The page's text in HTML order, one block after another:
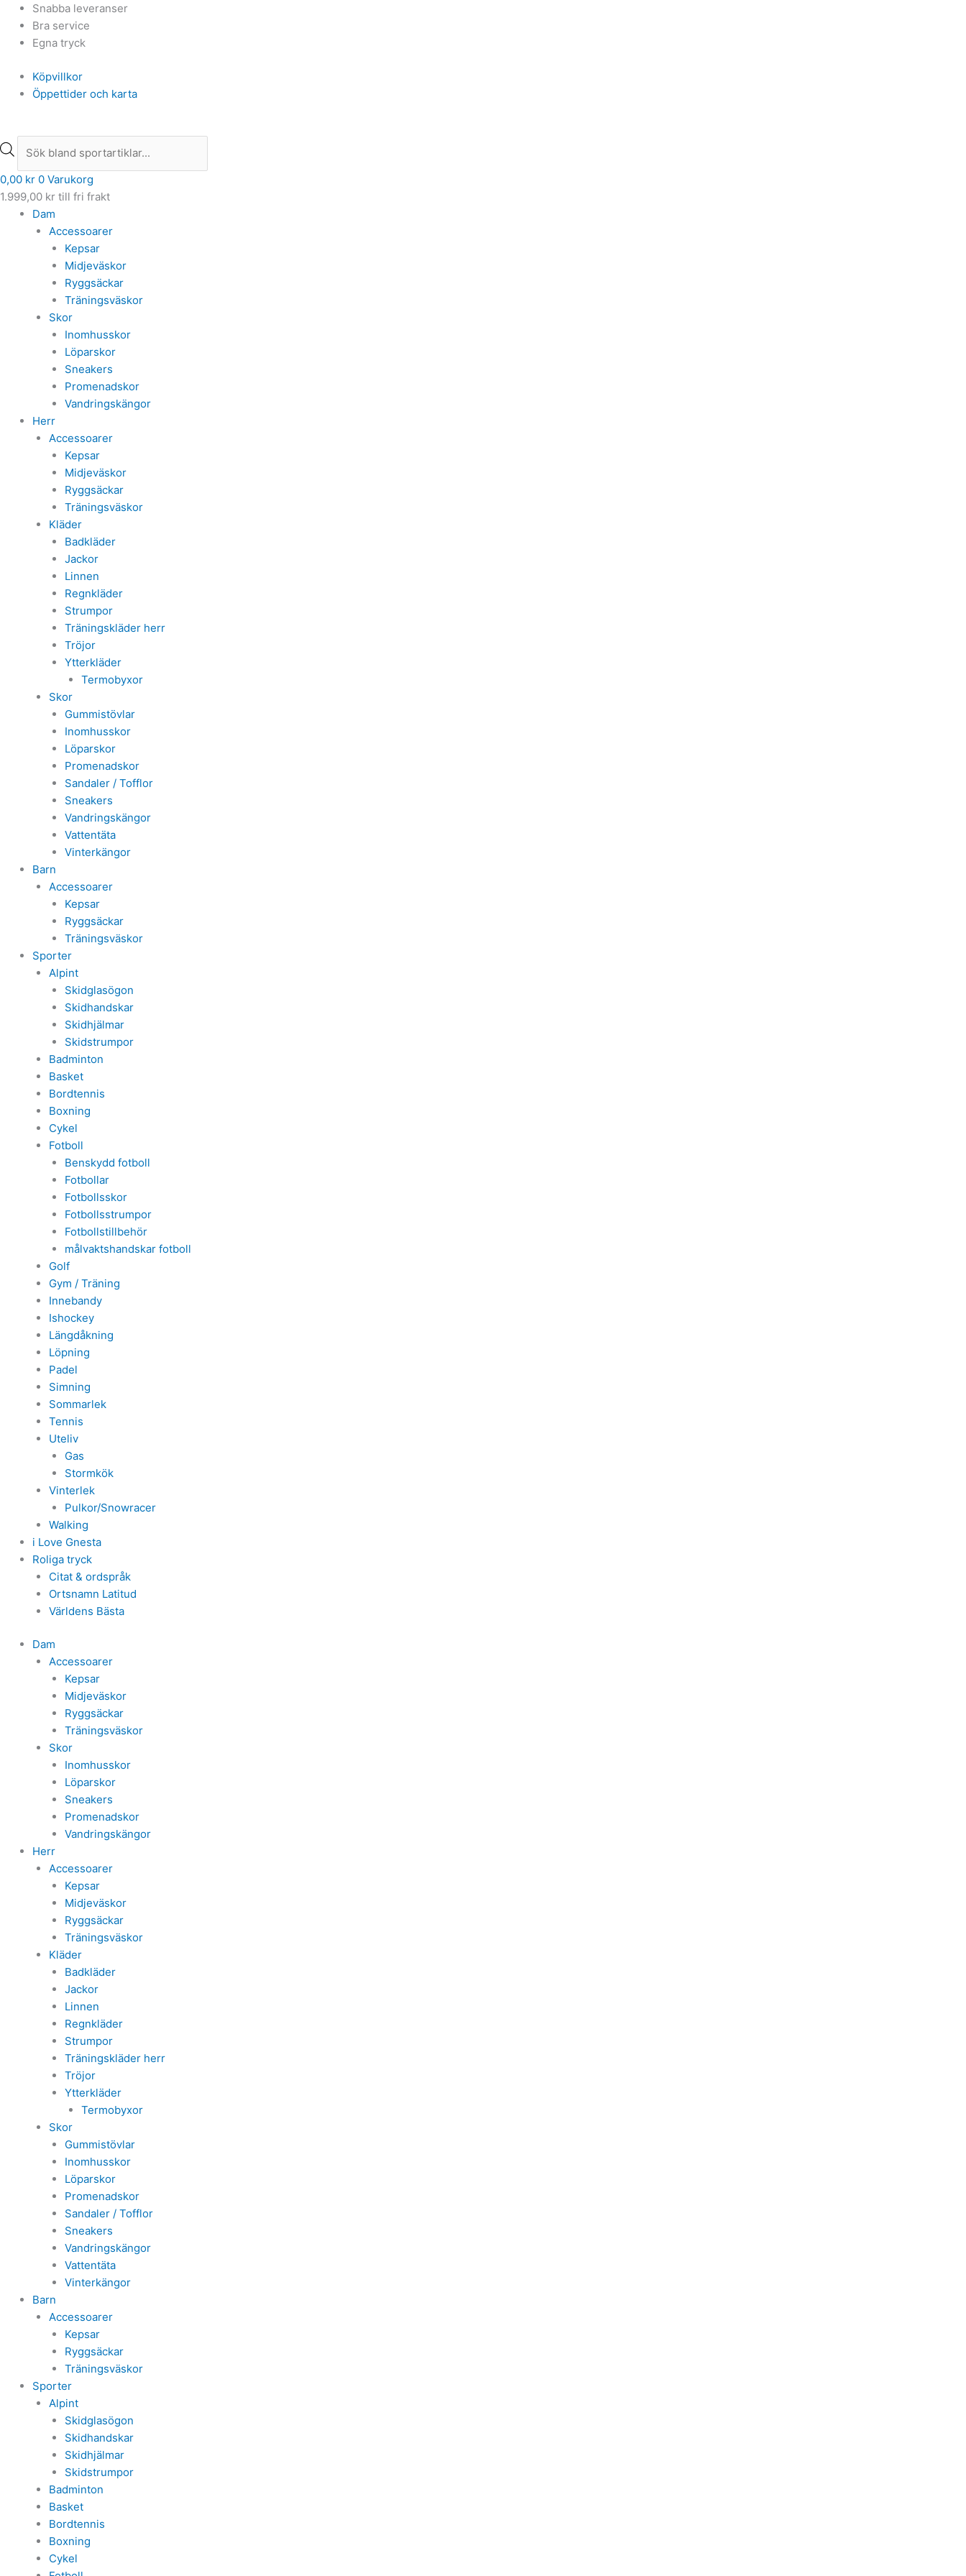
Hoppa
innehåll
Snabba leveranser
Bra service
Egna tryck
Köpvillkor
Öppettider och karta
Products
search
0,00 kr 0 Varukorg
1.999,00 kr till fri frakt
Dam
Accessoarer
Kepsar
Midjeväskor
Ryggsäckar
Träningsväskor
Skor
Inomhusskor
Löparskor
Sneakers
Promenadskor
Vandringskängor
Herr
Accessoarer
Kepsar
Midjeväskor
Ryggsäckar
Träningsväskor
Kläder
Badkläder
Jackor
Linnen
Regnkläder
Strumpor
Träningskläder herr
Tröjor
Ytterkläder
Termobyxor
Skor
Gummistövlar
Inomhusskor
Löparskor
Promenadskor
Sandaler / Tofflor
Sneakers
Vandringskängor
Vattentäta
Vinterkängor
Barn
Accessoarer
Kepsar
Ryggsäckar
Träningsväskor
Sporter
Alpint
Skidglasögon
Skidhandskar
Skidhjälmar
Skidstrumpor
Badminton
Basket
Bordtennis
Boxning
Cykel
Fotboll
Benskydd fotboll
Fotbollar
Fotbollsskor
Fotbollsstrumpor
Fotbollstillbehör
målvaktshandskar fotboll
Golf
Gym / Träning
Innebandy
Ishockey
Längdåkning
Löpning
Padel
Simning
Sommarlek
Tennis
Uteliv
Gas
Stormkök
Vinterlek
Pulkor/Snowracer
Walking
i Love Gnesta
Roliga tryck
Citat & ordspråk
Ortsnamn Latitud
Världens Bästa
Dam
Accessoarer
Kepsar
Midjeväskor
Ryggsäckar
Träningsväskor
Skor
Inomhusskor
Löparskor
Sneakers
Promenadskor
Vandringskängor
Herr
Accessoarer
Kepsar
Midjeväskor
Ryggsäckar
Träningsväskor
Kläder
Badkläder
Jackor
Linnen
Regnkläder
Strumpor
Träningskläder herr
Tröjor
Ytterkläder
Termobyxor
Skor
Gummistövlar
Inomhusskor
Löparskor
Promenadskor
Sandaler / Tofflor
Sneakers
Vandringskängor
Vattentäta
Vinterkängor
Barn
Accessoarer
Kepsar
Ryggsäckar
Träningsväskor
Sporter
Alpint
Skidglasögon
Skidhandskar
Skidhjälmar
Skidstrumpor
Badminton
Basket
Bordtennis
Boxning
Cykel
Products
search